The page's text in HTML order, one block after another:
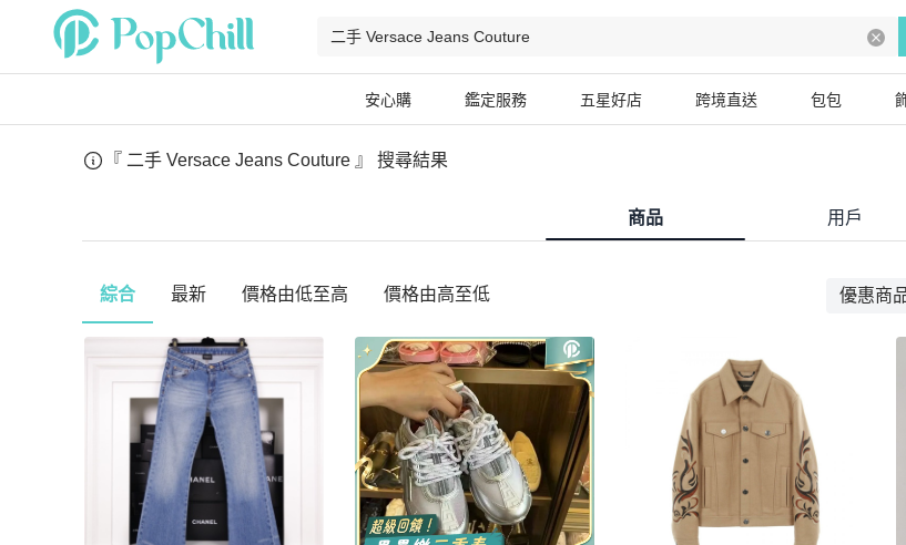
安心購 鑑定服務 五星好店 跨境直送 包包
『 二手 Versace Jeans Couture 』 搜尋結果
商品 用戶
綜合 最新 價格由低至高 價格由高至低 優惠商